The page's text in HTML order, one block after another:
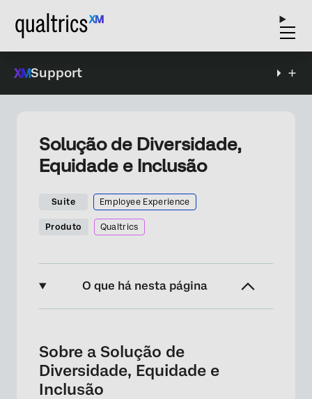
Support
Solução de Diversidade,
Equidade e Inclusão
Suite Employee Experience
Produto Qualtrics
O que há nesta página
Como criar essa solução
Recursos sobre Diversidade, Equidade e
Sobre a Solução de
Diversidade, Equidade e
Inclusão